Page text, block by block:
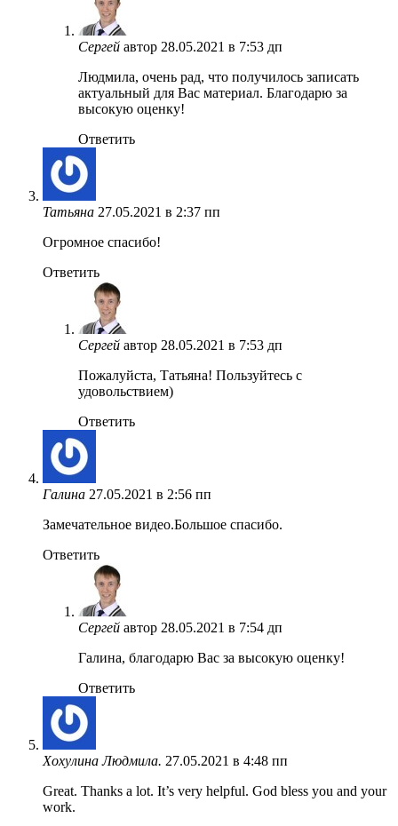
Сергей автор 28.05.2021 в 7:53 дп
Людмила, очень рад, что получилось записать
актуальный для Вас материал. Благодарю за
высокую оценку!
Ответить
Татьяна 27.05.2021 в 2:37 пп
Огромное спасибо!
Ответить
Сергей автор 28.05.2021 в 7:53 дп
Пожалуйста, Татьяна! Пользуйтесь с
удовольствием)
Ответить
Галина 27.05.2021 в 2:56 пп
Замечательное видео.Большое спасибо.
Ответить
Сергей автор 28.05.2021 в 7:54 дп
Галина, благодарю Вас за высокую оценку!
Ответить
Хохулина Людмила. 27.05.2021 в 4:48 пп
Great. Thanks a lot. It’s very helpful. God bless you and your
work.